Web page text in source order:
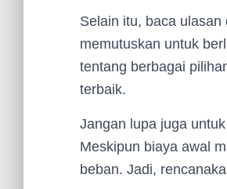
Selain itu, baca
memutuskan untuk
tentang berbagai
terbaik.
Jangan lupa juga
Meskipun biaya awal
beban. Jadi,